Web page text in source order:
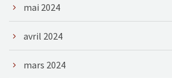
mai 2024
avril 2024
mars 2024